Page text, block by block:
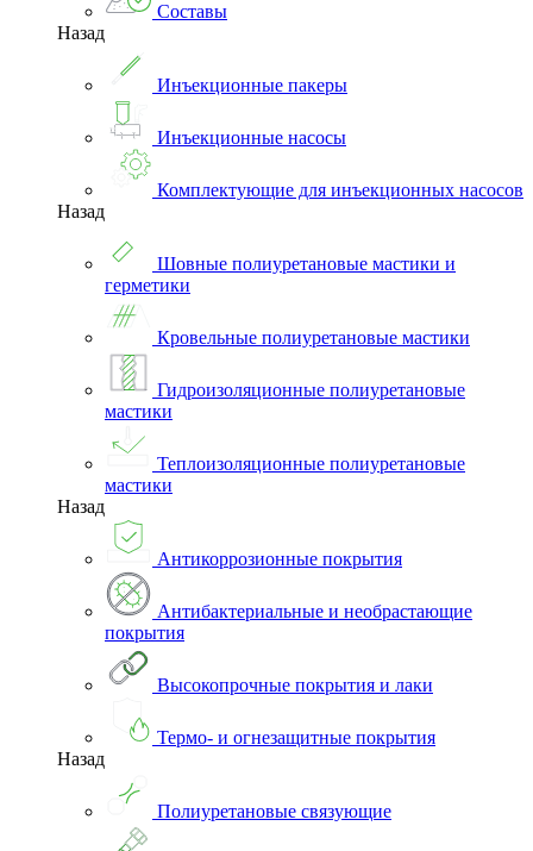
Составы
Назад
Инъекционные пакеры
Инъекционные насосы
Комплектующие для инъекционных насосов
Назад
Шовные полиуретановые мастики и
герметики
Кровельные полиуретановые мастики
Гидроизоляционные полиуретановые
мастики
Теплоизоляционные полиуретановые
мастики
Назад
Антикоррозионные покрытия
Антибактериальные и необрастающие
покрытия
Высокопрочные покрытия и лаки
Термо- и огнезащитные покрытия
Назад
Полиуретановые связующие